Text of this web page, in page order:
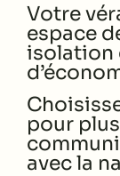
Votre
espace
isolation
pour
avec la